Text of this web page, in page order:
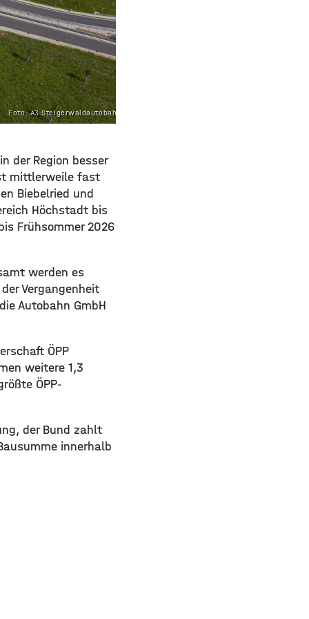
Foto: A3 Steigerwaldautobahn GbR
der Region besser
mittlerweile fast
Biebelried und
Höchstadt bis
Frühsommer 2026
werden es
Vergangenheit
Autobahn GmbH
ÖPP
weitere 1,3
ÖPP-
der Bund zahlt
innerhalb